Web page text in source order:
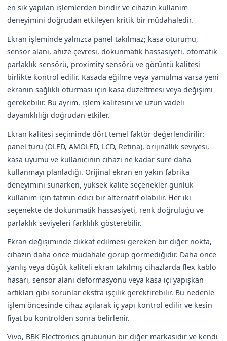
en sık yapılan işlemlerden biridir ve cihazın kullanım
deneyimini doğrudan etkileyen kritik bir müdahaledir.
Ekran işleminde yalnızca panel takılmaz; kasa oturumu,
sensör alanı, ahize çevresi, dokunmatik hassasiyeti, otomatik
parlaklık sensörü, proximity sensörü ve görüntü kalitesi
birlikte kontrol edilir. Kasada eğilme veya yamulma varsa yeni
ekranın sağlıklı oturması için kasa düzeltmesi veya değişimi
gerekebilir. Bu ayrım, işlem kalitesini ve uzun vadeli
dayanıklılığı doğrudan etkiler.
Ekran kalitesi seçiminde dört temel faktör değerlendirilir:
panel türü (OLED, AMOLED, LCD, Retina), orijinallik seviyesi,
kasa uyumu ve kullanıcının cihazı ne kadar süre daha
kullanmayı planladığı. Orijinal ekran en yakın fabrika
deneyimini sunarken, yüksek kalite seçenekler günlük
kullanım için tatmin edici bir alternatif olabilir. Her iki
seçenekte de dokunmatik hassasiyeti, renk doğruluğu ve
parlaklık seviyeleri farklılık gösterebilir.
Ekran değişiminde dikkat edilmesi gereken bir diğer nokta,
cihazın daha önce müdahale görüp görmediğidir. Daha önce
yanlış veya düşük kaliteli ekran takılmış cihazlarda flex kablo
hasarı, sensör alanı deformasyonu veya kasa içi yapışkan
artıkları gibi sorunlar ekstra işçilik gerektirebilir. Bu nedenle
işlem öncesinde cihaz açılarak iç yapı kontrol edilir ve kesin
fiyat bu kontrolden sonra belirlenir.
Vivo, BBK Electronics grubunun bir diğer markasıdır ve kendi